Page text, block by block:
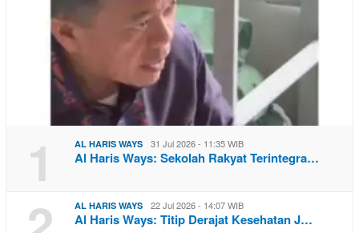
1 AL HARIS WAYS 31 Jul 2026 - 11:35 WIB
Al Haris Ways: Sekolah Rakyat Terintegra…
AL HARIS WAYS 22 Jul 2026 - 14:07 WIB
Al Haris Ways: Titip Derajat Kesehatan J…